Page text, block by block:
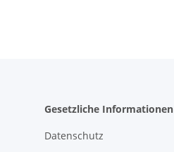
Gesetzliche Informationen
Datenschutz